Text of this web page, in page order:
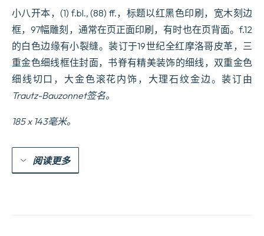
小八开本，(1) f.bl., (88) ff.，标题以红黑色印刷，宽木刻边
框，97幅雕刻，通常在页正面印刷，有时也在页背面。f.12
的白色边缘有小裂缝。装订于19世纪全红摩洛哥皮革，三
重金色细线框住封面，书脊有精美装饰的细线，双重金色
细线切口，大金色滚花内饰，大理石纹金边。装订由
Trautz-Bauzonnet签名。
185 x 143毫米。
阅读更多